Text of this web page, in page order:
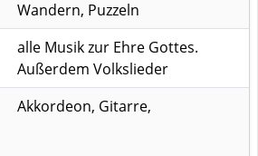
Wandern, Puzzeln
alle Musik zur Ehre Gottes.
Außerdem Volkslieder
Akkordeon, Gitarre,